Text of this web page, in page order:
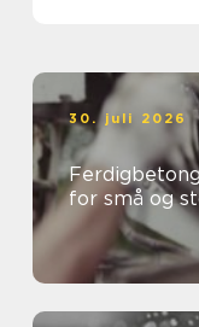
30. juli 2026
Ferdigbetong effektiv og trygg
for små og